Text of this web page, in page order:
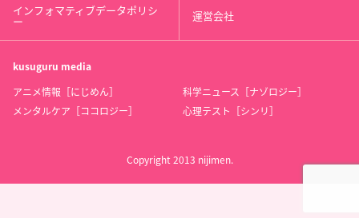
インフォマティブデータポリシ
ー 運営会社
kusuguru media
アニメ情報［にじめん］
科学ニュース［ナゾロジー］
メンタルケア［ココロジー］
心理テスト［シンリ］
Copyright 2013 nijimen.